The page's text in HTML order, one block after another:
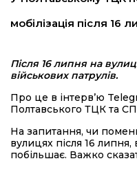
мобілізація після 16
Після 16 липня на
військових патрулів.
Про це в інтерв’ю
Полтавського ТЦК та
На запитання, чи
вулицях після 16
побільшає. Важко